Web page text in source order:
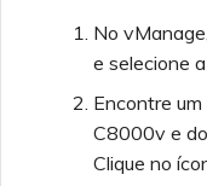
No
e selecione
Encontre
C8000v e
Clique no